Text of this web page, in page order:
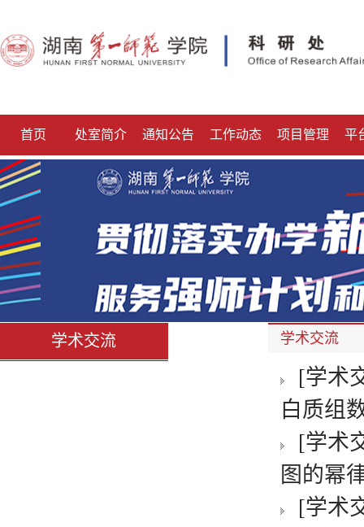
首页 处室简介 通知公告 工作动态 项目管理 平
学术交流 学术交流
[学术
白质组
[学术
图的幂
[学术